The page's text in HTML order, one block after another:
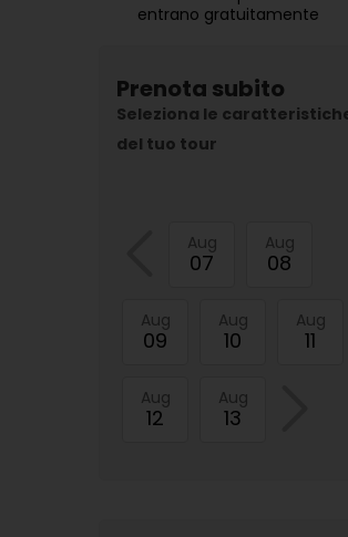
entrano gratuitamente
Prenota subito
Seleziona le
del tuo tour
Aug
07
Aug
08
Aug
09
Aug
10
Aug
11
Aug
12
Aug
13